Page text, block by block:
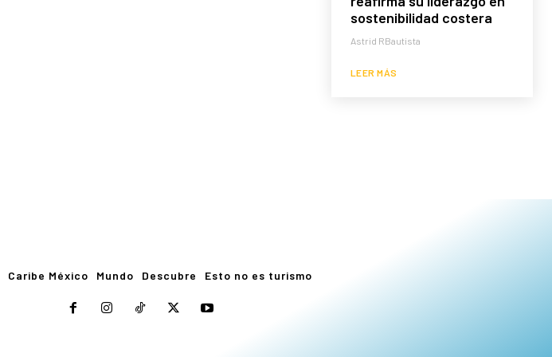
sostenibilidad costera
Astrid RBautista
LEER MÁS
Caribe México Mundo Descubre Esto no es turismo